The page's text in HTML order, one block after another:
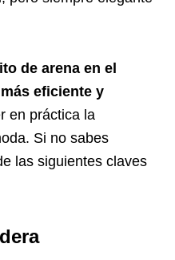
de arena en el
eficiente y
en práctica la
Si no sabes
las siguientes claves